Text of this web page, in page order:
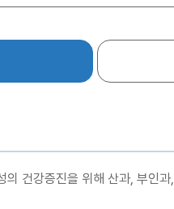
건강증진을 위해 산과, 부인